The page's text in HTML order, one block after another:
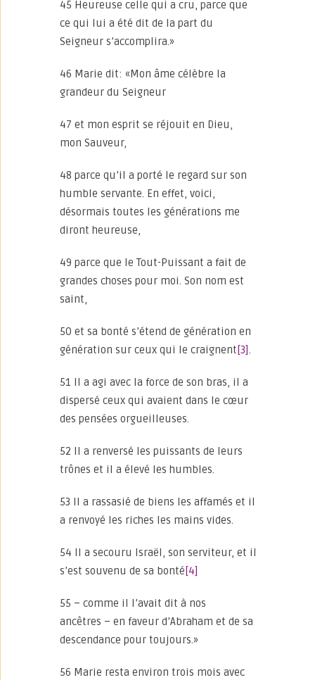
45 Heureuse celle qui a cru, parce que
ce qui lui a été dit de la part du
Seigneur s’accomplira.»
46 Marie dit: «Mon âme célèbre la
grandeur du Seigneur
47 et mon esprit se réjouit en Dieu,
mon Sauveur,
48 parce qu’il a porté le regard sur son
humble servante. En effet, voici,
désormais toutes les générations me
diront heureuse,
49 parce que le Tout-Puissant a fait de
grandes choses pour moi. Son nom est
saint,
50 et sa bonté s’étend de génération en
génération sur ceux qui le craignent [3].
51 Il a agi avec la force de son bras, il a
dispersé ceux qui avaient dans le cœur
des pensées orgueilleuses.
52 Il a renversé les puissants de leurs
trônes et il a élevé les humbles.
53 Il a rassasié de biens les affamés et il
a renvoyé les riches les mains vides.
54 Il a secouru Israël, son serviteur, et il
s’est souvenu de sa bonté [4]
55 – comme il l’avait dit à nos
ancêtres – en faveur d’Abraham et de sa
descendance pour toujours.»
56 Marie resta environ trois mois avec